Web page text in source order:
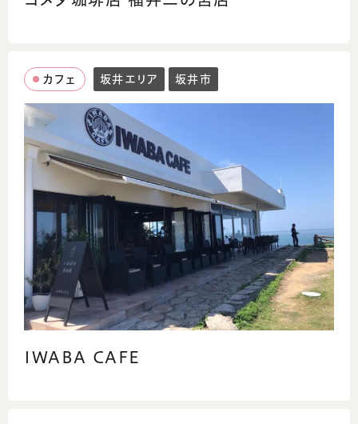
カフェ 坂井エリア 坂井市
IWABA CAFE